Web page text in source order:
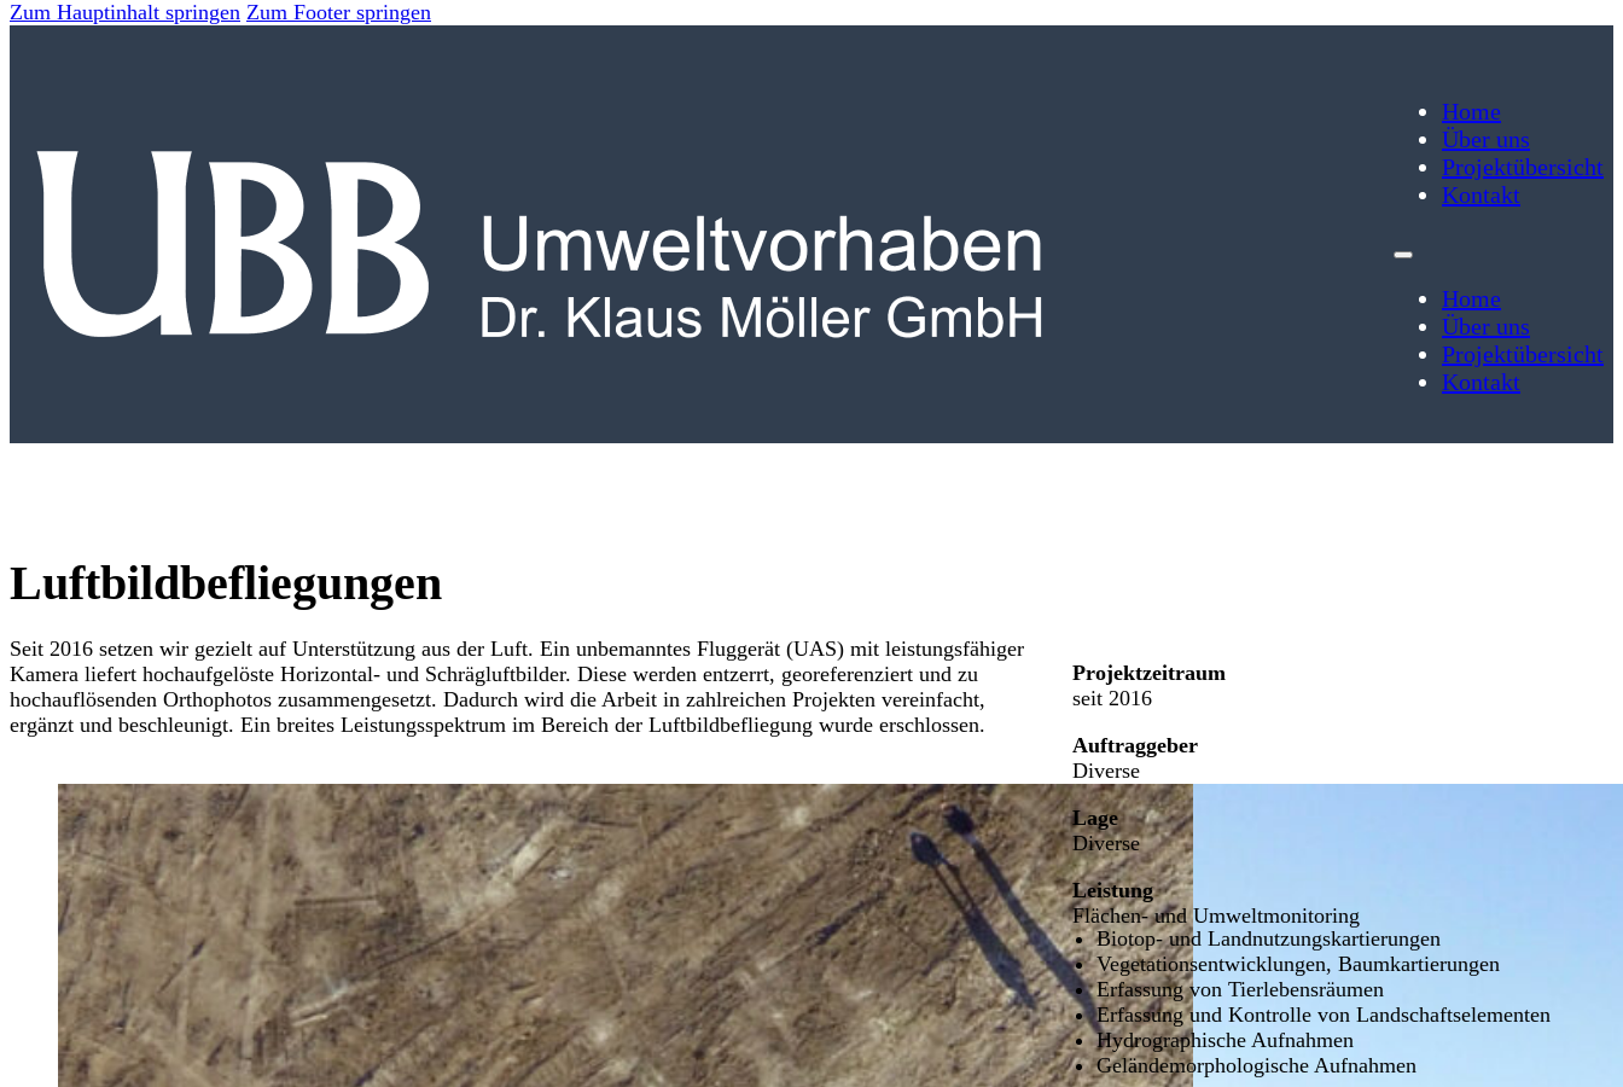
Zum Hauptinhalt springen Zum Footer springen
Home
Über uns
Projektübersicht
Kontakt
Home
Über uns
Projektübersicht
Kontakt
Luftbildbefliegungen
Seit 2016 setzen wir gezielt auf Unterstützung aus der Luft. Ein unbemanntes Fluggerät (UAS) mit leistungsfähiger
Kamera liefert hochaufgelöste Horizontal- und Schrägluftbilder. Diese werden entzerrt, georeferenziert und zu
hochauflösenden Orthophotos zusammengesetzt. Dadurch wird die Arbeit in zahlreichen Projekten vereinfacht,
ergänzt und beschleunigt. Ein breites Leistungsspektrum im Bereich der Luftbildbefliegung wurde erschlossen.
Projektzeitraum
seit 2016
Auftraggeber
Diverse
Lage
Diverse
Leistung
Flächen- und Umweltmonitoring
Biotop- und Landnutzungskartierungen
Vegetationsentwicklungen, Baumkartierungen
Erfassung von Tierlebensräumen
Erfassung und Kontrolle von Landschaftselementen
Hydrographische Aufnahmen
Geländemorphologische Aufnahmen